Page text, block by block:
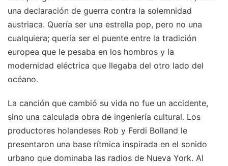
una declaración de guerra contra la solemnidad
austriaca. Quería ser una estrella pop, pero no una
cualquiera; quería ser el puente entre la tradición
europea que le pesaba en los hombros y la
modernidad eléctrica que llegaba del otro lado del
océano.
La canción que cambió su vida no fue un accidente,
sino una calculada obra de ingeniería cultural. Los
productores holandeses Rob y Ferdi Bolland le
presentaron una base rítmica inspirada en el sonido
urbano que dominaba las radios de Nueva York. Al